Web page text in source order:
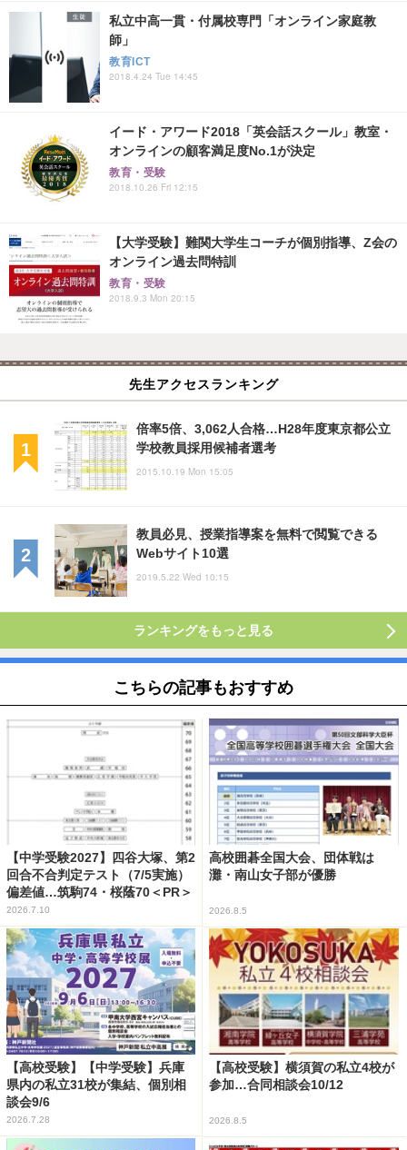
私立中高一貫・付属校専門「オンライン家庭教
師」
教育ICT
2018.4.24 Tue 14:45
イード・アワード2018「英会話スクール」教室・
オンラインの顧客満足度No.1が決定
教育・受験
2018.10.26 Fri 12:15
【大学受験】難関大学生コーチが個別指導、Z会の
オンライン過去問特訓
教育・受験
2018.9.3 Mon 20:15
先生アクセスランキング
倍率5倍、3,062人合格…H28年度東京都公立
学校教員採用候補者選考
2015.10.19 Mon 15:05
教員必見、授業指導案を無料で閲覧できる
Webサイト10選
2019.5.22 Wed 10:15
ランキングをもっと見る
こちらの記事もおすすめ
【中学受験2027】四谷大塚、第2
回合不合判定テスト（7/5実施）
偏差値…筑駒74・桜蔭70＜PR＞
2026.7.10
高校囲碁全国大会、団体戦は
灘・南山女子部が優勝
2026.8.5
【高校受験】【中学受験】兵庫
県内の私立31校が集結、個別相
談会9/6
2026.7.28
【高校受験】横須賀の私立4校が
参加…合同相談会10/12
2026.8.5